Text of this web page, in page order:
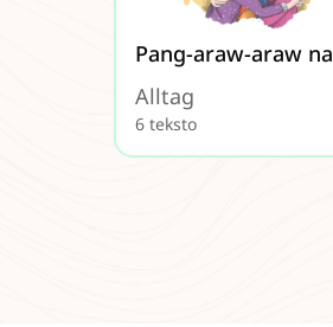
Pang-araw-araw na
Buhay
Alltag
6 teksto